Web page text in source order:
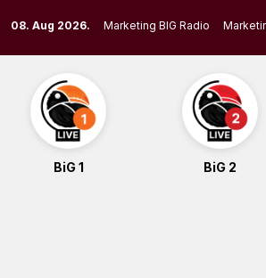
to
content
08. Aug 2026. Marketing BIG Radio
BiG 1 BiG 2